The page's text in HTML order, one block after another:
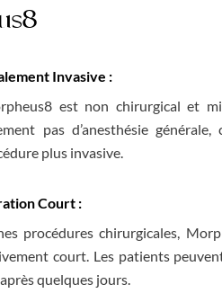
Invasive :
est non chirurgical et
pas d’anesthésie
plus invasive.
Court :
procédures chirurgicales,
court. Les patients
quelques jours.